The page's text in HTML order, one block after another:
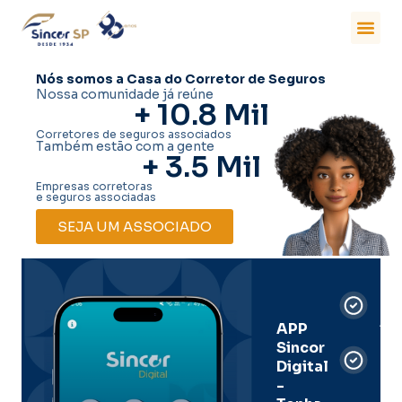
Nós somos a Casa do Corretor de Seguros
Nossa comunidade já reúne
+ 10.8 Mil
Corretores de seguros associados
Também estão com a gente
+ 3.5 Mil
Empresas corretoras
e seguros associadas
SEJA UM ASSOCIADO
APP
Sincor
Digital
-